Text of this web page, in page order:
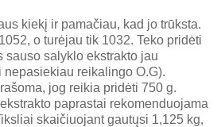
kiekį ir pamačiau, kad jo trūksta.
o turėjau tik 1032. Teko pridėti
sauso salyklo ekstrakto jau
reikalingo O.G).
jog reikia pridėti 750 g.
paprastai rekomenduojama
skaičiuojant gautųsi 1,125 kg,